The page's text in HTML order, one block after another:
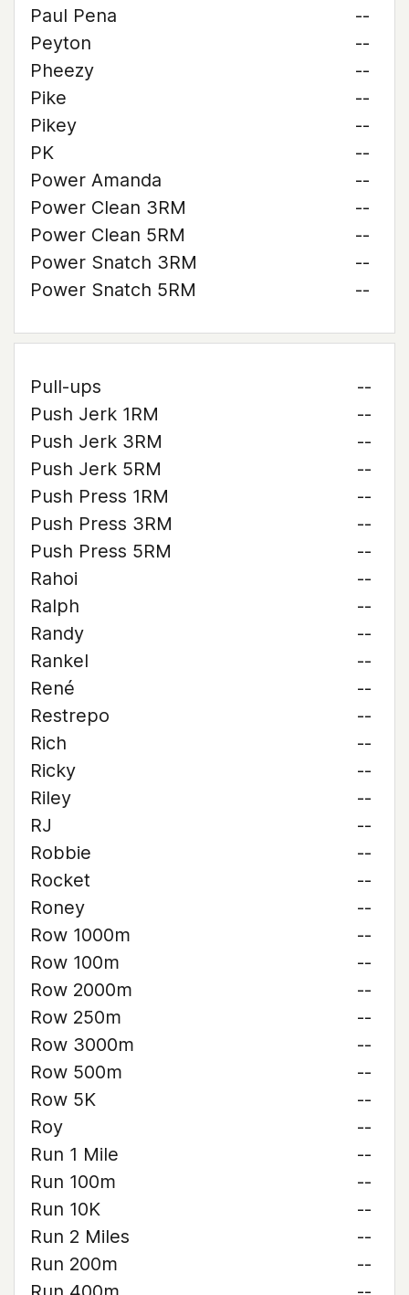
Paul Pena
--
Peyton
--
Pheezy
--
Pike
--
Pikey
--
PK
--
Power Amanda
--
Power Clean 3RM
--
Power Clean 5RM
--
Power Snatch 3RM
--
Power Snatch 5RM
--
Pull-ups
--
Push Jerk 1RM
--
Push Jerk 3RM
--
Push Jerk 5RM
--
Push Press 1RM
--
Push Press 3RM
--
Push Press 5RM
--
Rahoi
--
Ralph
--
Randy
--
Rankel
--
René
--
Restrepo
--
Rich
--
Ricky
--
Riley
--
RJ
--
Robbie
--
Rocket
--
Roney
--
Row 1000m
--
Row 100m
--
Row 2000m
--
Row 250m
--
Row 3000m
--
Row 500m
--
Row 5K
--
Roy
--
Run 1 Mile
--
Run 100m
--
Run 10K
--
Run 2 Miles
--
Run 200m
--